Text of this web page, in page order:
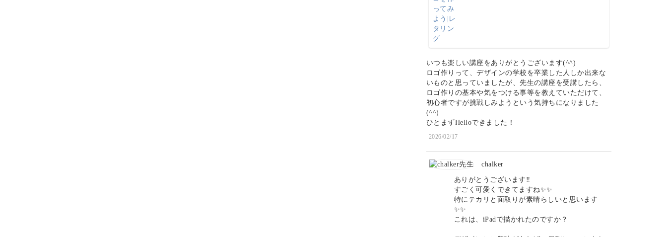
いつも楽しい講座をありがとうございます(^^)
ロゴ作りって、デザインの学校を卒業した人しか出来な
いものと思っていましたが、先生の講座を受講したら、
ロゴ作りの基本や気をつける事等を教えていただけて、
初心者ですが挑戦しみようという気持ちになりました
(^^)
ひとまずHelloできました！
2026/02/17
chalker
ありがとうございます‼️
すごく可愛くできてますね✨✨
特にテカリと面取りが素晴らしいと思います
✨✨
これは、iPadで描かれたのですか？